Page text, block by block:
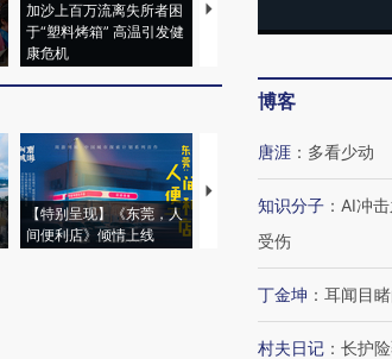
加沙上百万流离失所者困
于“塑料烤箱” 高温引发健
康危机
马航飞行员跨国走私7万
粒摇头丸 尿检体内含3种
【特别呈现】《东莞，人
间便利店》倾情上线
【推广】走进第四届链博
会，让数智科技“链”接产
博客
唐涯 ： 多看少动
知识分子 ： AI冲
受伤
丁金坤 ： 耳闻目
村夫日记 ： 长护